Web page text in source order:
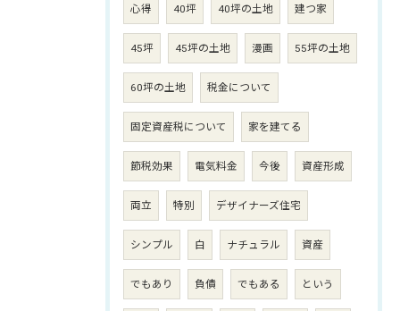
心得 40坪 40坪の土地 建つ家
45坪 45坪の土地 漫画 55坪の土地
60坪の土地 税金について
固定資産税について 家を建てる
節税効果 電気料金 今後 資産形成
両立 特別 デザイナーズ住宅
シンプル 白 ナチュラル 資産
でもあり 負債 でもある という